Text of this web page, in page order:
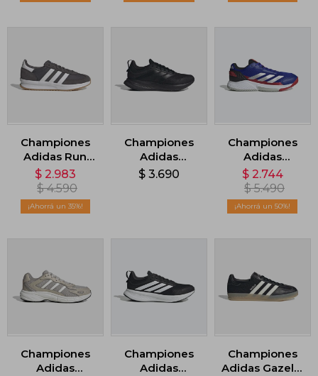
Championes
Adidas Run
70s 2.0 - Gris
$ 2.983
$ 4.590
35
Championes
Adidas
Runblaze -
$ 3.690
Championes
Adidas
Courtquick -
Azul
$ 2.744
$ 5.490
50
Championes
Adidas
Championes
Adidas
Championes
Adidas Gazelle